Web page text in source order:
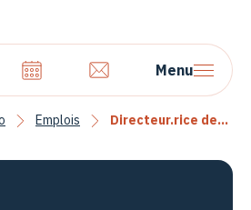
Menu
Emplois Directeur.rice des affaires financières, de la prospective budgétaire et du pacte de solidarité financière et fiscale avec les communes